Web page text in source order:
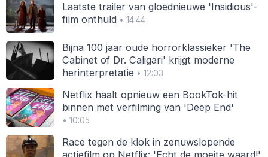
Laatste trailer van gloednieuwe 'Insidious'-
film onthuld • 14:44
Bijna 100 jaar oude horrorklassieker 'The
Cabinet of Dr. Caligari' krijgt moderne
herinterpretatie • 12:03
Netflix haalt opnieuw een BookTok-hit
binnen met verfilming van 'Deep End'
• 10:05
Race tegen de klok in zenuwslopende
actiefilm op Netflix: 'Echt de moeite waard!'